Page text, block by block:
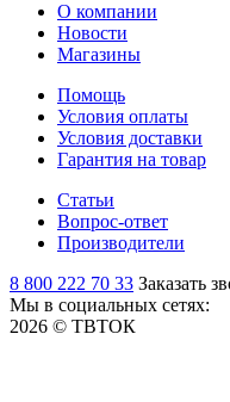
О компании
Новости
Магазины
Помощь
Условия оплаты
Условия доставки
Гарантия на товар
Статьи
Вопрос-ответ
Производители
8 800 222 70 33 Заказать
Мы в социальных сетях:
2026 © ТВТОК